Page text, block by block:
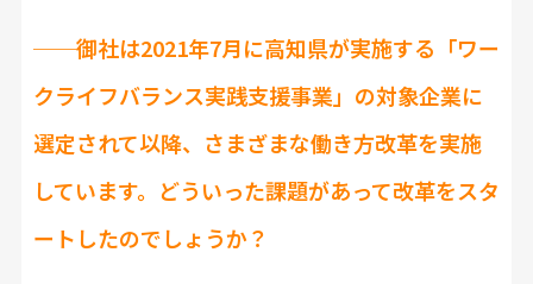
──御社は2021年7月に高知県が実施する「ワー
クライフバランス実践支援事業」の対象企業に
選定されて以降、さまざまな働き方改革を実施
しています。どういった課題があって改革をスタ
ートしたのでしょうか？